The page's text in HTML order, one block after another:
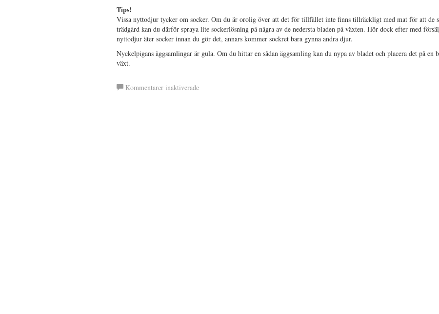
Tips!
Vissa nyttodjur tycker om socker. Om du är orolig över att det för tillfället inte finns tillräckligt med mat för att de
trädgård kan du därför spraya lite sockerlösning på några av de nedersta bladen på växten. Hör dock efter med
nyttodjur äter socker innan du gör det, annars kommer sockret bara gynna andra djur.
Nyckelpigans äggsamlingar är gula. Om du hittar en sådan äggsamling kan du nypa av bladet och placera det på en
växt.
Kommentarer inaktiveradeför